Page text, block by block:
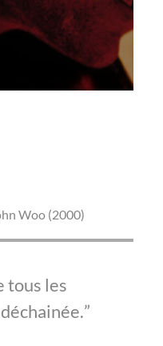
Woo (2000)
tous les